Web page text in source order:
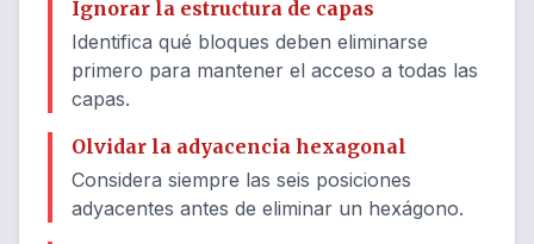
Ignorar la estructura de capas
Identifica qué bloques deben eliminarse
primero para mantener el acceso a todas las
capas.
Olvidar la adyacencia hexagonal
Considera siempre las seis posiciones
adyacentes antes de eliminar un hexágono.